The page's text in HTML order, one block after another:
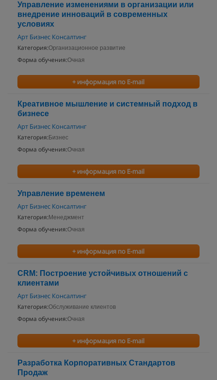
Управление изменениями в организации или
внедрение инноваций в современных
условиях
Арт Бизнес Консалтинг
Категория:Организационное развитие
Форма обучения:Очная
+ информация по E-mail
Креативное мышление и системный подход в
бизнесе
Арт Бизнес Консалтинг
Категория: Бизнес
Форма обучения:Очная
+ информация по E-mail
Управление временем
Арт Бизнес Консалтинг
Категория: Менеджмент
Форма обучения:Очная
+ информация по E-mail
CRM: Построение устойчивых отношений с
клиентами
Арт Бизнес Консалтинг
Категория:Обслуживание клиентов
Форма обучения:Очная
+ информация по E-mail
Разработка Корпоративных Стандартов
Продаж